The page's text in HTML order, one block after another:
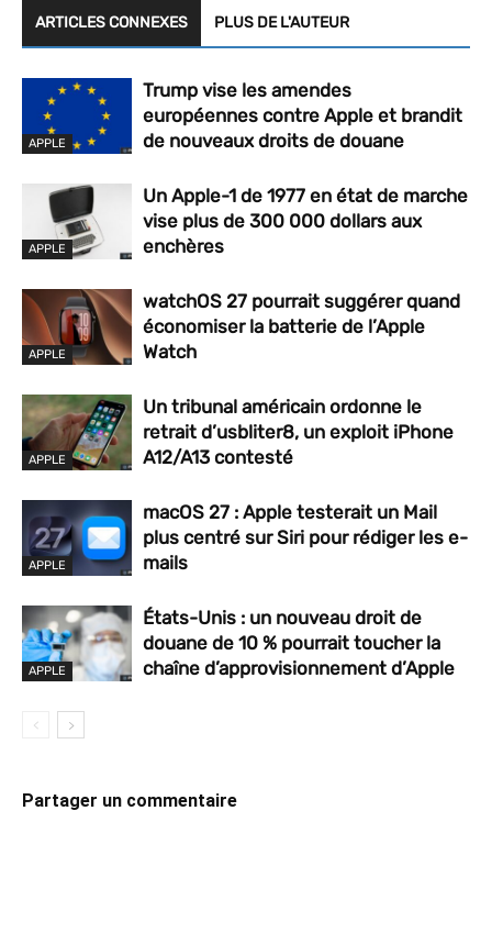
ARTICLES CONNEXES PLUS DE L'AUTEUR
APPLE
Trump vise les amendes
européennes contre Apple et brandit
de nouveaux droits de douane
APPLE
Un Apple-1 de 1977 en état de marche
vise plus de 300 000 dollars aux
enchères
APPLE
watchOS 27 pourrait suggérer quand
économiser la batterie de l’Apple
Watch
APPLE
Un tribunal américain ordonne le
retrait d’usbliter8, un exploit iPhone
A12/A13 contesté
APPLE
macOS 27 : Apple testerait un Mail
plus centré sur Siri pour rédiger les e-
mails
APPLE
États-Unis : un nouveau droit de
douane de 10 % pourrait toucher la
chaîne d’approvisionnement d’Apple
Partager un commentaire